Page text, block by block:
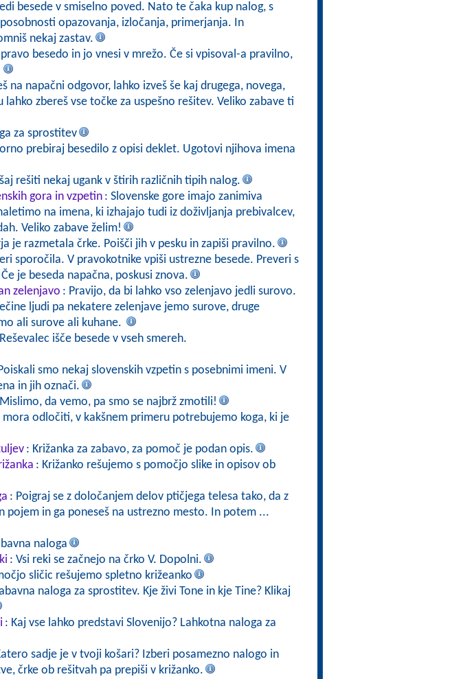
besede v smiselno poved. Nato te čaka kup nalog, s
opazovanja, izločanja, primerjanja. In
nekaj zastav.
besedo in jo vnesi v mrežo. Če si vpisoval-a pravilno,
na napačni odgovor, lahko izveš še kaj drugega, novega,
zbereš vse točke za uspešno rešitev. Veliko zabave ti
za sprostitev
prebiraj besedilo z opisi deklet. Ugotovi njihova imena
rešiti nekaj ugank v štirih različnih tipih nalog.
gora in vzpetin : Slovenske gore imajo zanimiva
na imena, ki izhajajo tudi iz doživljanja prebivalcev,
Veliko zabave želim!
je razmetala črke. Poišči jih v pesku in zapiši pravilno.
sporočila. V pravokotnike vpiši ustrezne besede. Preveri s
je beseda napačna, poskusi znova.
zelenjavo : Pravijo, da bi lahko vso zelenjavo jedli surovo.
ljudi pa nekatere zelenjave jemo surove, druge
ali surove ali kuhane.
išče besede v vseh smereh.
smo nekaj slovenskih vzpetin s posebnimi imeni. V
in jih označi.
da vemo, pa smo se najbrž zmotili!
mora odločiti, v kakšnem primeru potrebujemo koga, ki je
: Križanka za zabavo, za pomoč je podan opis.
: Križanko rešujemo s pomočjo slike in opisov ob
: Poigraj se z določanjem delov ptičjega telesa tako, da z
pojem in ga poneseš na ustrezno mesto. In potem ...
naloga
: Vsi reki se začnejo na črko V. Dopolni.
sličic rešujemo spletno križeanko
naloga za sprostitev. Kje živi Tone in kje Tine? Klikaj
: Kaj vse lahko predstavi Slovenijo? Lahkotna naloga za
sadje je v tvoji košari? Izberi posamezno nalogo in
črke ob rešitvah pa prepiši v križanko.